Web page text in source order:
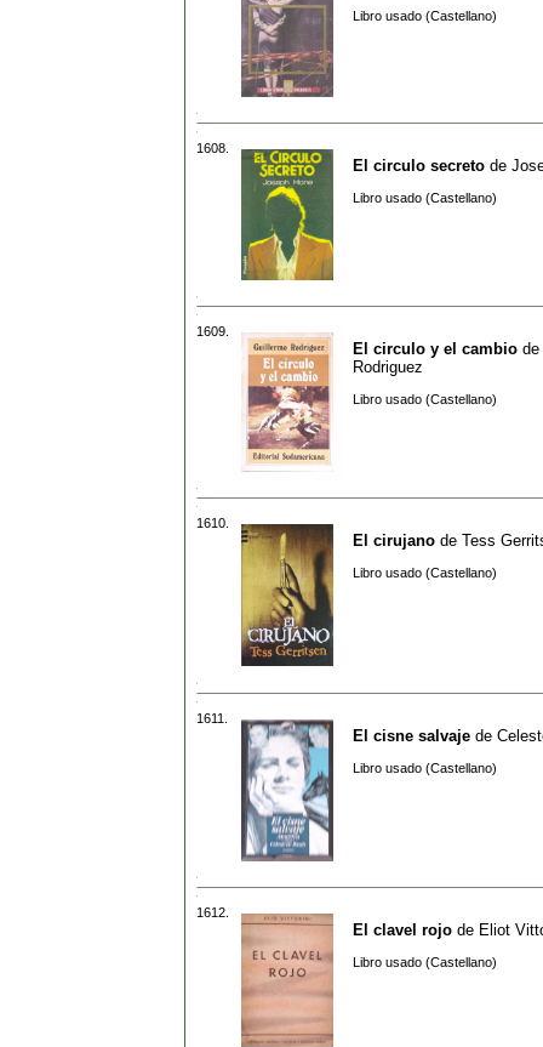
Libro usado (Castellano)
1608.
El circulo secreto de
Libro usado (Castellano)
1609.
El circulo y el cambio de
Rodriguez
Libro usado (Castellano)
1610.
El cirujano de Tess
Libro usado (Castellano)
1611.
El cisne salvaje de
Libro usado (Castellano)
1612.
El clavel rojo de Eliot
Libro usado (Castellano)